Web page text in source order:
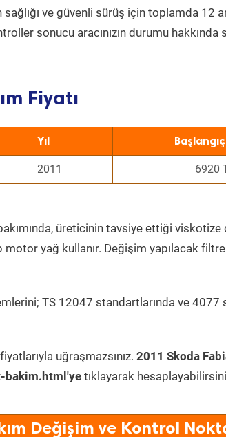
sağlığı ve güvenli sürüş için toplamda 12
sonucu aracınızın durumu hakkında
Fiyatı
Yıl
2011 6920
üreticinin tavsiye ettiği viskotize
yağ kullanır. Değişim yapılacak
TS 12047 standartlarında ve 4077
uğraşmazsınız. 2011 Skoda
bakim.html'ye tıklayarak
Değişim ve Kontrol